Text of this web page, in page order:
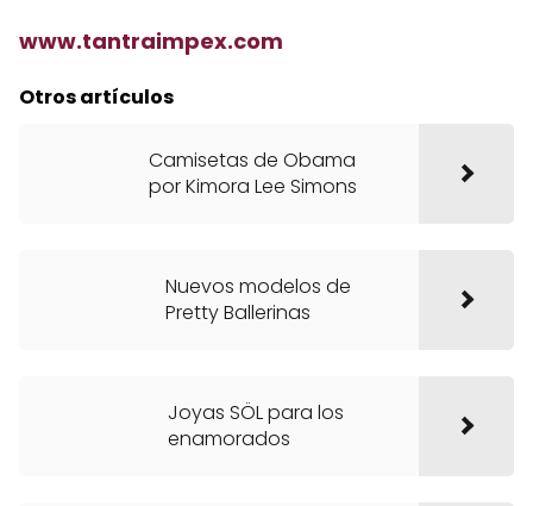
www.tantraimpex.com
Otros artículos
Camisetas de Obama
por Kimora Lee Simons
Nuevos modelos de
Pretty Ballerinas
Joyas SÖL para los
enamorados